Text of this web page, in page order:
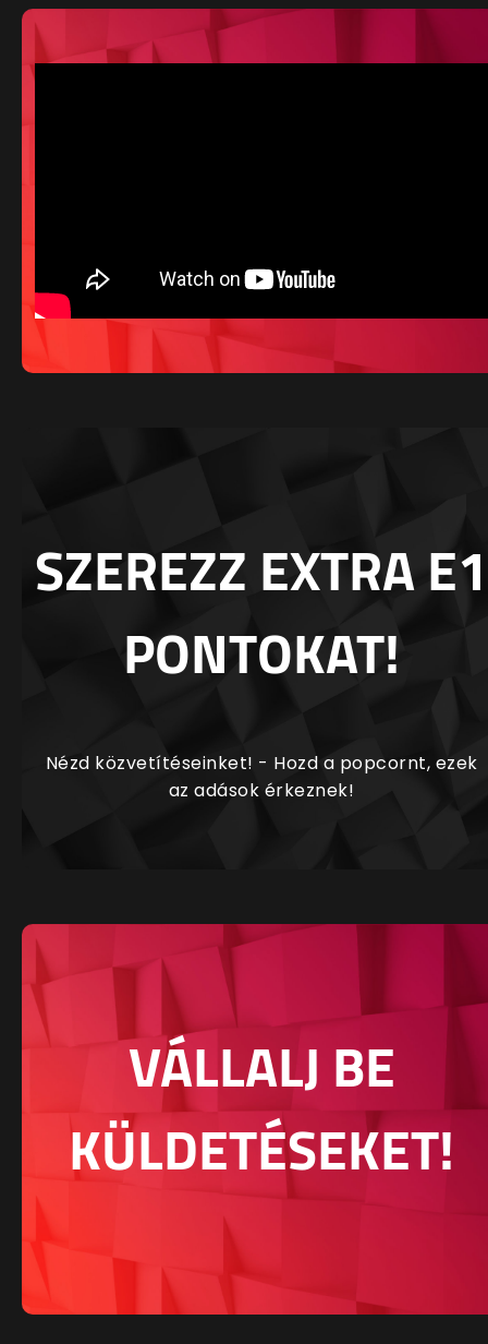
SZEREZZ EXTRA E1
PONTOKAT!
Nézd közvetítéseinket! - Hozd a popcornt, ezek
az adások érkeznek!
VÁLLALJ BE
KÜLDETÉSEKET!